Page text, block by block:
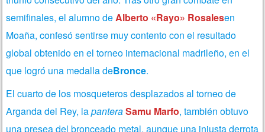
semifinales, el alumno deAlberto «Rayo» Rosalesen
Moaña, confesó sentirse muy contento con el resultado
global obtenido en el torneo internacional madrileño, en el
que logró una medalla deBronce.
El cuarto de los mosqueteros desplazados al torneo de
Arganda del Rey, lapanteraSamu Marfo, también obtuvo
una presea del bronceado metal, aunque una injusta derrota